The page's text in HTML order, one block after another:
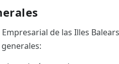
de las Illes